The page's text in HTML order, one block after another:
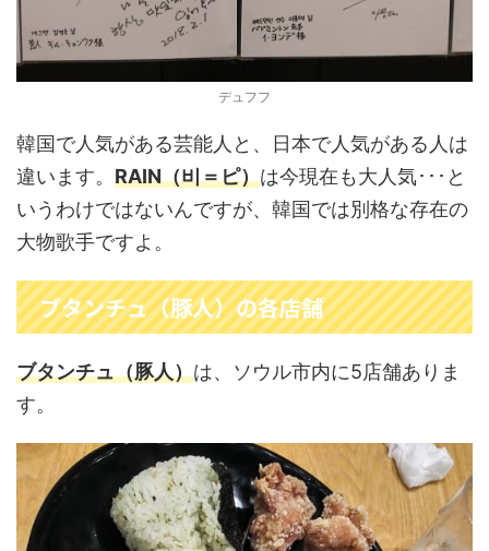
デュフフ
韓国で人気がある芸能人と、日本で人気がある人は
違います。 RAIN（비＝ピ）は今現在も大人気･･･と
いうわけではないんですが、韓国では別格な存在の
大物歌手ですよ。
ブタンチュ（豚人）の各店舗
ブタンチュ（豚人）は、ソウル市内に5店舗ありま
す。